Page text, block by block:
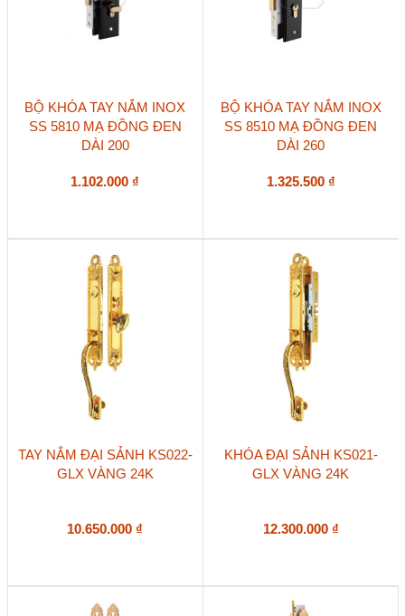
BỘ KHÓA TAY NẮM INOX
SS 5810 MẠ ĐỒNG ĐEN
DÀI 200
1.102.000 ₫
BỘ KHÓA TAY NẮM INOX
SS 8510 MẠ ĐỒNG ĐEN
DÀI 260
1.325.500 ₫
TAY NẮM ĐẠI SẢNH KS022-
GLX VÀNG 24K
10.650.000 ₫
KHÓA ĐẠI SẢNH KS021-
GLX VÀNG 24K
12.300.000 ₫